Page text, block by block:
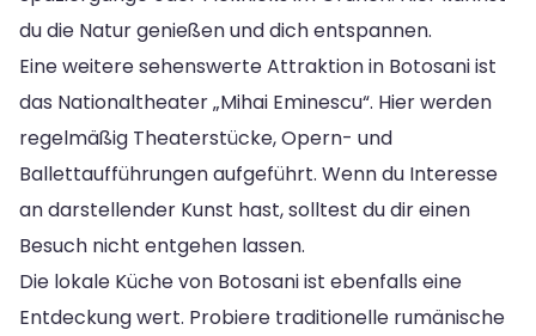
du die Natur genießen und dich entspannen.
Eine weitere sehenswerte Attraktion in Botosani ist
das Nationaltheater „Mihai Eminescu“. Hier werden
regelmäßig Theaterstücke, Opern- und
Ballettaufführungen aufgeführt. Wenn du Interesse
an darstellender Kunst hast, solltest du dir einen
Besuch nicht entgehen lassen.
Die lokale Küche von Botosani ist ebenfalls eine
Entdeckung wert. Probiere traditionelle rumänische